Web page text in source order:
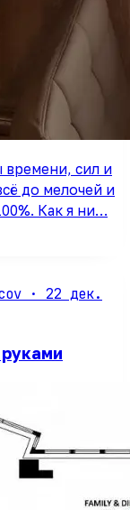
времени, сил и
до мелочей и
Как я ни…
· 22 дек.